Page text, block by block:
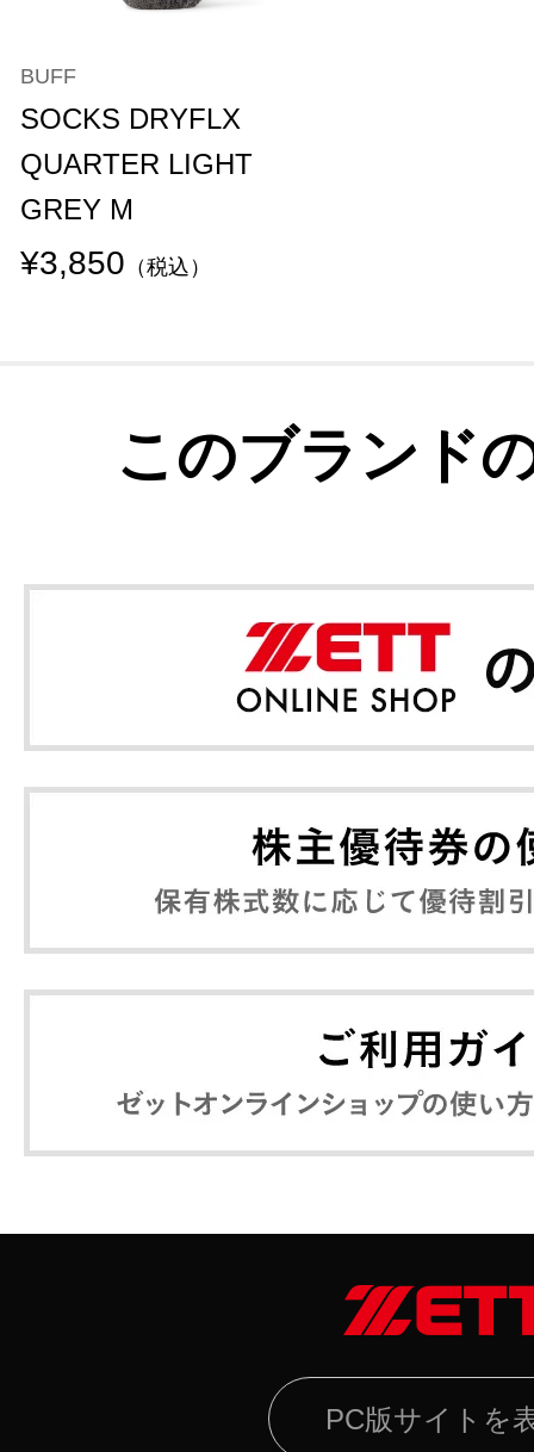
BUFF
SOCKS DRYFLX
QUARTER LIGHT
GREY M
¥3,850 （税込）
このブランド
PC版サイトを